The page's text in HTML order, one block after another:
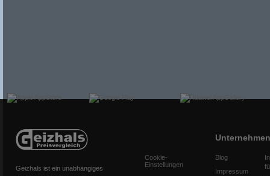
Geizhals ist ein unabhängiges
Cookie-
Einstellungen
Unternehmen
Blog
Impressum